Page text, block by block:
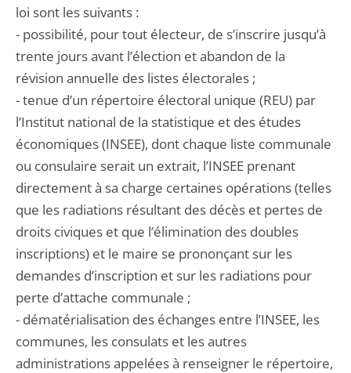
loi sont les suivants :
- possibilité, pour tout électeur, de s’inscrire jusqu’à
trente jours avant l’élection et abandon de la
révision annuelle des listes électorales ;
- tenue d’un répertoire électoral unique (REU) par
l’Institut national de la statistique et des études
économiques (INSEE), dont chaque liste communale
ou consulaire serait un extrait, l’INSEE prenant
directement à sa charge certaines opérations (telles
que les radiations résultant des décès et pertes de
droits civiques et que l’élimination des doubles
inscriptions) et le maire se prononçant sur les
demandes d’inscription et sur les radiations pour
perte d’attache communale ;
- dématérialisation des échanges entre l’INSEE, les
communes, les consulats et les autres
administrations appelées à renseigner le répertoire,